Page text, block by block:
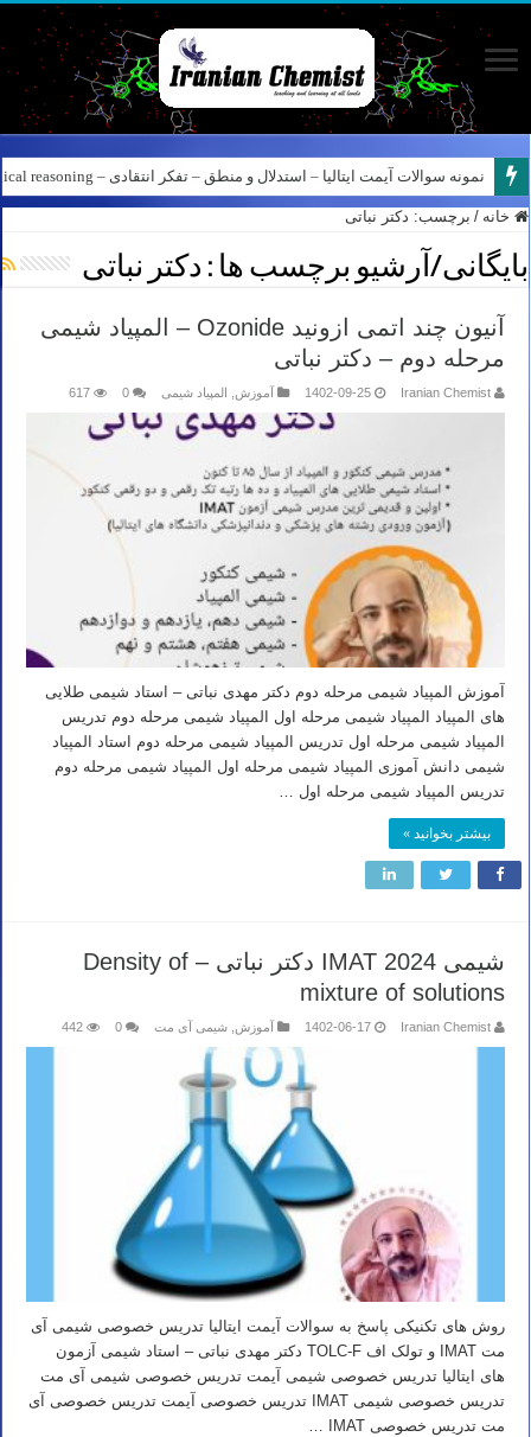
کانال آیمت ایتالیا در نرم افزار بله – کانال شیمی آیمت استاد نباتی
خانه / برچسب: دکتر نباتی
بایگانی/آرشیو برچسب ها : دکتر نباتی
آنیون چند اتمی ازونید Ozonide – المپیاد شیمی
مرحله دوم – دکتر نباتی
Iranian Chemist
1402-09-25 آموزش المپیاد شیمی 0
617
آموزش المپیاد شیمی مرحله دوم دکتر مهدی نباتی – استاد شیمی طلایی
های المپیاد المپیاد شیمی مرحله اول المپیاد شیمی مرحله دوم تدریس
المپیاد شیمی مرحله اول تدریس المپیاد شیمی مرحله دوم استاد المپیاد
شیمی دانش آموزی المپیاد شیمی مرحله اول المپیاد شیمی مرحله دوم
تدریس المپیاد شیمی مرحله اول …
بیشتر بخوانید »
شیمی IMAT 2024 دکتر نباتی – Density of
mixture of solutions
Iranian Chemist
1402-06-17 آموزش شیمی آی مت 0
442
روش های تکنیکی پاسخ به سوالات آیمت ایتالیا تدریس خصوصی شیمی آی
مت IMAT و تولک اف TOLC-F دکتر مهدی نباتی – استاد شیمی آزمون
های ایتالیا تدریس خصوصی شیمی آیمت تدریس خصوصی شیمی آی مت
تدریس خصوصی شیمی IMAT تدریس خصوصی آیمت تدریس خصوصی آی
مت تدریس خصوصی IMAT …